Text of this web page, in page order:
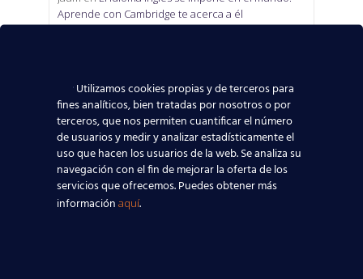
Aprende con Cambridge te acerca a él
¿Por qué hay que
tener un certificado
B1, B2,...?
Utilizamos cookies propias y de terceros para
fines analíticos, bien tratadas por nosotros o por
terceros, que nos permiten cuantificar el número
de usuarios y medir y analizar estadísticamente el
uso que hacen los usuarios de la web. Se analiza su
navegación con el fin de mejorar la oferta de los
servicios que ofrecemos. Puedes obtener más
información aquí.